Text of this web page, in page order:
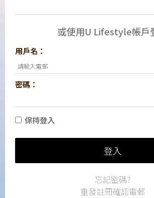
或使用U Lifestyle帳戶
用戶名：
密碼：
保持登入
登入
忘記密碼?
重發註冊確認電郵